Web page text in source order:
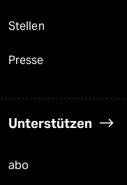
Stellen
Presse
Unterstützen
abo